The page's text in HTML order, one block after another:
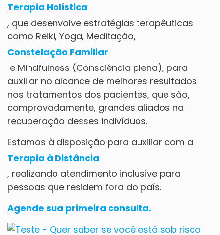
Terapia Holística
, que desenvolve estratégias terapêuticas
como Reiki, Yoga, Meditação,
Constelação Familiar
e Mindfulness (Consciência plena), para
auxiliar no alcance de melhores resultados
nos tratamentos dos pacientes, que são,
comprovadamente, grandes aliados na
recuperação desses indivíduos.
Estamos à disposição para auxiliar com a
Terapia à Distância
, realizando atendimento inclusive para
pessoas que residem fora do país.
Agende sua primeira consulta.